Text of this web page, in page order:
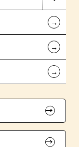
←
←
←